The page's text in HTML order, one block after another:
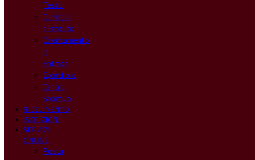
Testo
Curricolo
d’Istituto
Orientamento
in
Entrata
Eportfolio
Centro
Sportivo
RICEVIMENTO
ISCRIZIONI
SERVIZI
ONLINE
Posta